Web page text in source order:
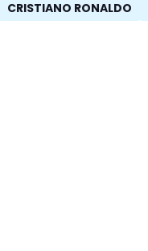
CRISTIANO RONALDO